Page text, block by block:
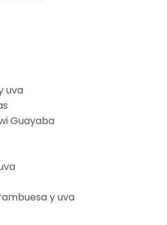
uva
Guayaba
y uva